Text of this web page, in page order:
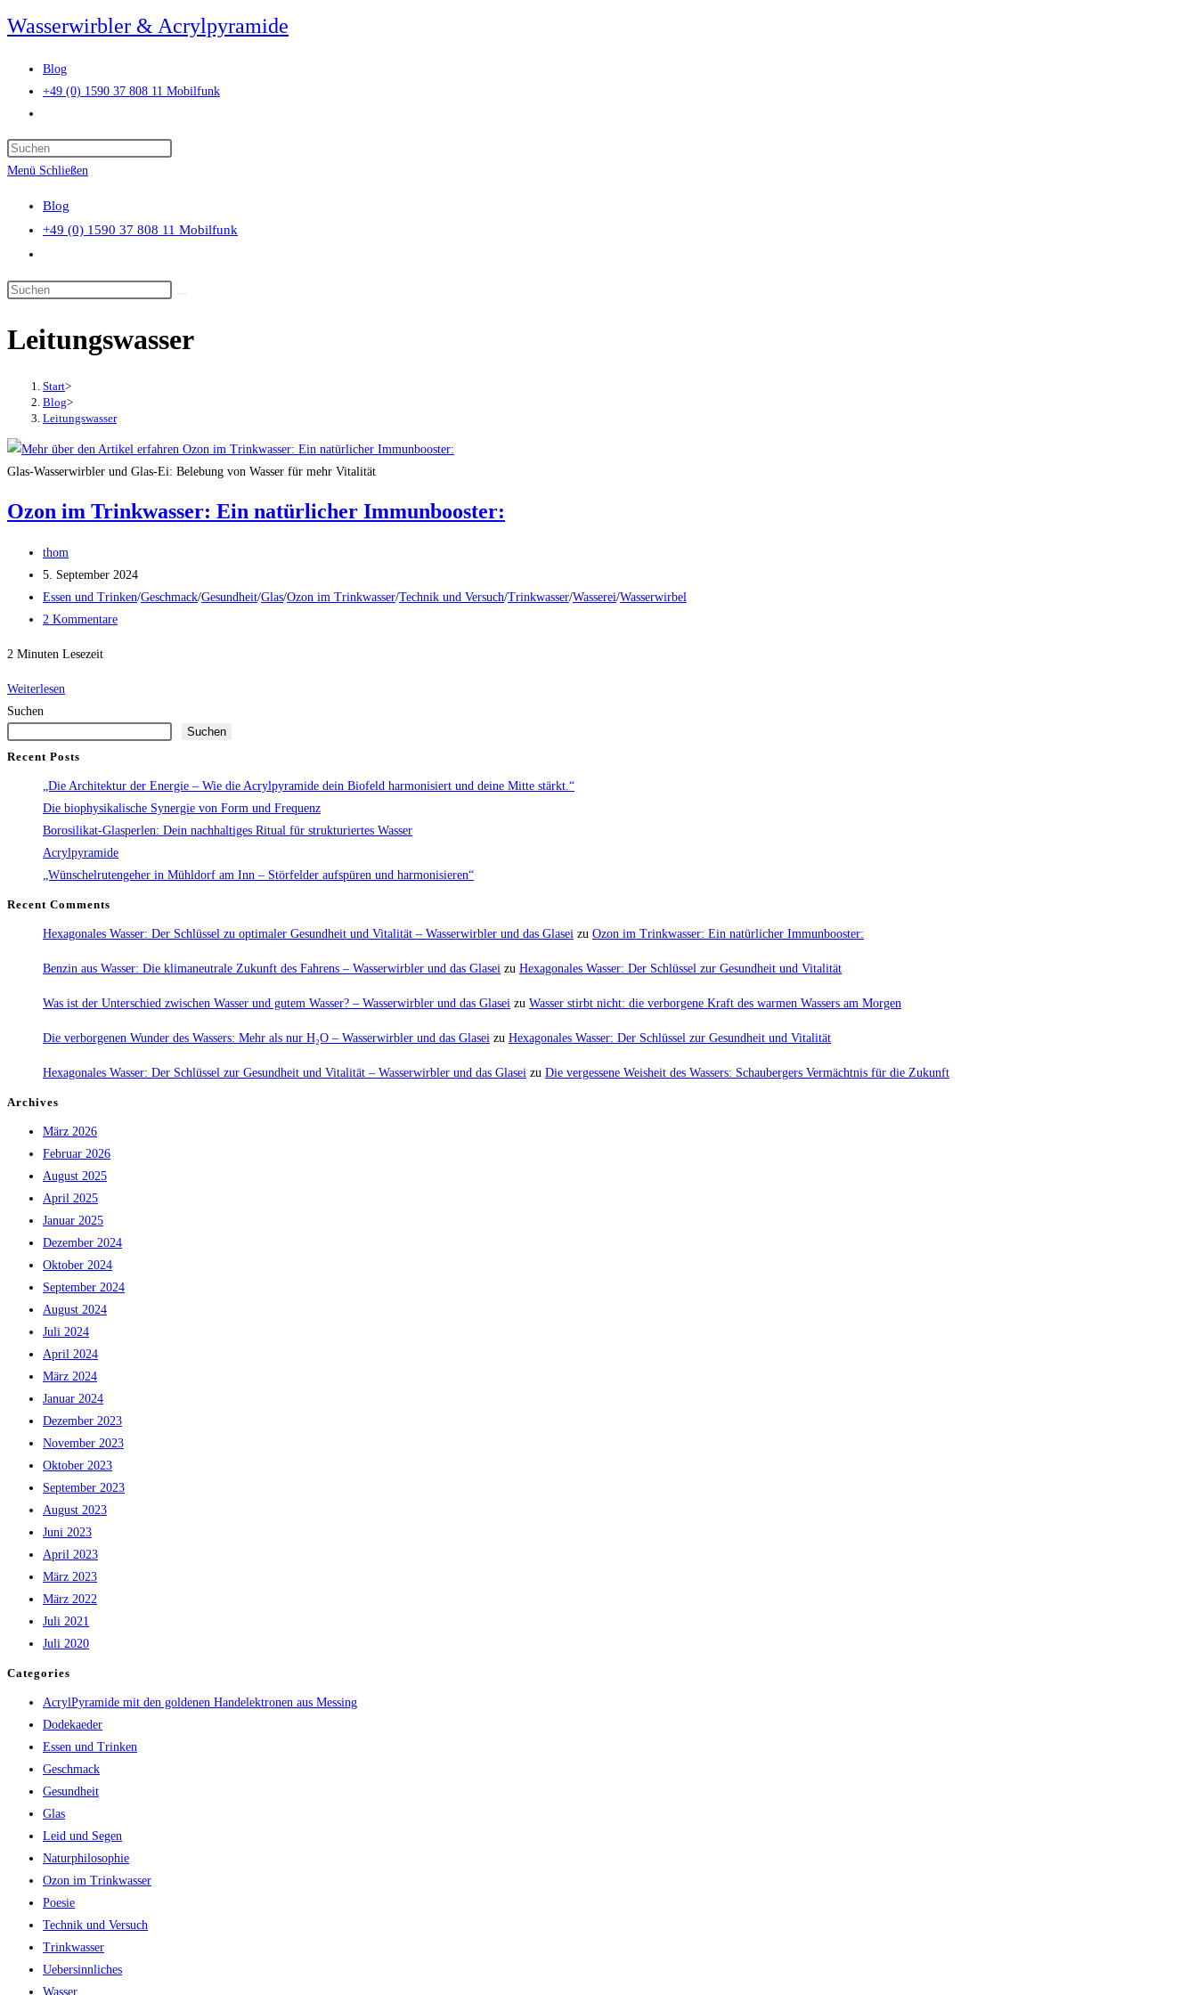
Zum
Inhalt
springen
Wasserwirbler & Acrylpyramide
Blog
+49 (0) 1590 37 808 11 Mobilfunk
umschalten
the
panel.
Menü Schließen
Blog
+49 (0) 1590 37 808 11 Mobilfunk
umschalten
Diese
durchsuchen
Leitungswasser
Start>
Blog>
Leitungswasser
Glas-Wasserwirbler und Glas-Ei: Belebung von Wasser für mehr Vitalität
Ozon im Trinkwasser: Ein natürlicher Immunbooster:
Beitrags-
Autor:
thom
Beitrag
veröffentlicht:
5. September 2024
Beitrags-
Kategorie:
Essen und Trinken/Geschmack/Gesundheit/Glas/Ozon im Trinkwasser/Technik und Versuch/Trinkwasser/Wasserei/Wasserwirbel
Beitrags-
2 Kommentare
2 Minuten Lesezeit
Weiterlesen
Ein
Suchen
Suchen
Recent Posts
„Die Architektur der Energie – Wie die Acrylpyramide dein Biofeld harmonisiert und deine Mitte stärkt.“
Die biophysikalische Synergie von Form und Frequenz
Borosilikat-Glasperlen: Dein nachhaltiges Ritual für strukturiertes Wasser
Acrylpyramide
„Wünschelrutengeher in Mühldorf am Inn – Störfelder aufspüren und harmonisieren“
Recent Comments
Hexagonales Wasser: Der Schlüssel zu optimaler Gesundheit und Vitalität – Wasserwirbler und das Glasei zu Ozon im Trinkwasser: Ein natürlicher Immunbooster:
Benzin aus Wasser: Die klimaneutrale Zukunft des Fahrens – Wasserwirbler und das Glasei zu Hexagonales Wasser: Der Schlüssel zur Gesundheit und Vitalität
Was ist der Unterschied zwischen Wasser und gutem Wasser? – Wasserwirbler und das Glasei zu Wasser stirbt nicht: die verborgene Kraft des warmen Wassers am Morgen
Die verborgenen Wunder des Wassers: Mehr als nur H₂O – Wasserwirbler und das Glasei zu Hexagonales Wasser: Der Schlüssel zur Gesundheit und Vitalität
Hexagonales Wasser: Der Schlüssel zur Gesundheit und Vitalität – Wasserwirbler und das Glasei zu Die vergessene Weisheit des Wassers: Schaubergers Vermächtnis für die Zukunft
Archives
März 2026
Februar 2026
August 2025
April 2025
Januar 2025
Dezember 2024
Oktober 2024
September 2024
August 2024
Juli 2024
April 2024
März 2024
Januar 2024
Dezember 2023
November 2023
Oktober 2023
September 2023
August 2023
Juni 2023
April 2023
März 2023
März 2022
Juli 2021
Juli 2020
Categories
AcrylPyramide mit den goldenen Handelektronen aus Messing
Dodekaeder
Essen und Trinken
Geschmack
Gesundheit
Glas
Leid und Segen
Naturphilosophie
Ozon im Trinkwasser
Poesie
Technik und Versuch
Trinkwasser
Uebersinnliches
Wasser